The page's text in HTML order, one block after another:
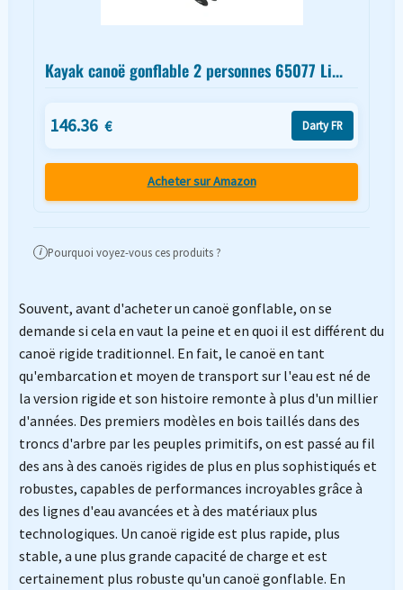
Kayak canoë gonflable 2 personnes 65077 Li...
146.36 € Darty FR
Acheter sur Amazon
i Pourquoi voyez-vous ces produits ?
Souvent, avant d'acheter un canoë gonflable, on se
demande si cela en vaut la peine et en quoi il est différent du
canoë rigide traditionnel. En fait, le canoë en tant
qu'embarcation et moyen de transport sur l'eau est né de
la version rigide et son histoire remonte à plus d'un millier
d'années. Des premiers modèles en bois taillés dans des
troncs d'arbre par les peuples primitifs, on est passé au fil
des ans à des canoës rigides de plus en plus sophistiqués et
robustes, capables de performances incroyables grâce à
des lignes d'eau avancées et à des matériaux plus
technologiques. Un canoë rigide est plus rapide, plus
stable, a une plus grande capacité de charge et est
certainement plus robuste qu'un canoë gonflable. En